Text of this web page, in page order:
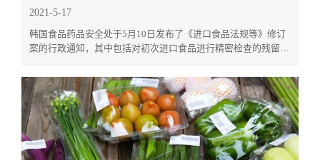
2021-5-17
韩国食品药品安全处于5月10日发布了《进口食品法规等》修订
案的行政通知，其中包括对初次进口食品进行精密检查的残留农
理，例如加强对具有危险风险的进口食品的检查，以及放宽对被
认为具有安全性的进口食品的检查。 此次修订的内容是： 1.对
频繁检出不合格的农药进行严格检查： 目前，对最初进口食品
的...